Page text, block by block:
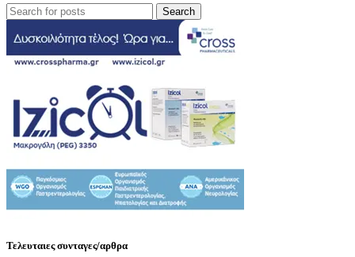
Search
Τελευταιες συνταγες/αρθρα